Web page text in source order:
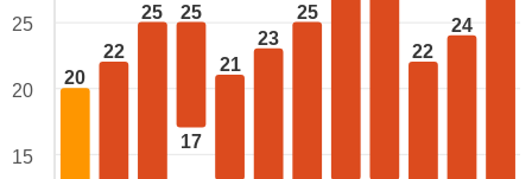
20
22
25 25
17
21
23
25
22
24
25
20
15